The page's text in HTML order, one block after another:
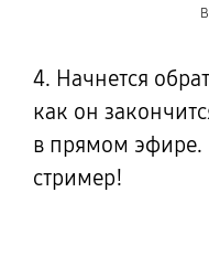
4. Начнется
как он
в прямом эфире.
стример!